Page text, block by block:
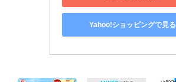
Yahoo!ショッピングで見る